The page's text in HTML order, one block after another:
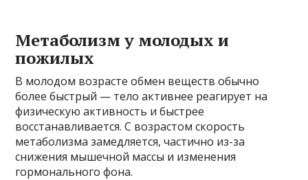
Метаболизм у молодых и
пожилых
В молодом возрасте обмен веществ обычно
более быстрый — тело активнее реагирует на
физическую активность и быстрее
восстанавливается. С возрастом скорость
метаболизма замедляется, частично из-за
снижения мышечной массы и изменения
гормонального фона.